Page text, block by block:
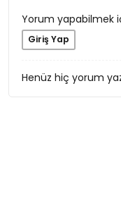
Yorum yapabilmek
Giriş Yap
Henüz hiç yorum